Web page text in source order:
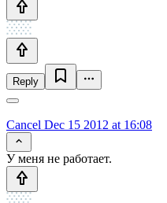
Reply
Cancel Dec 15 2012 at 16:08
У меня не работает.